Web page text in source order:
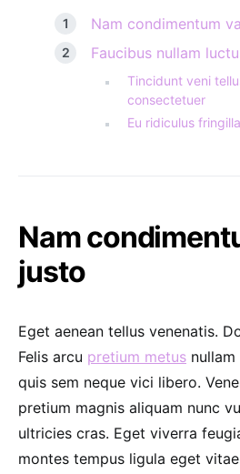
Nam condimentum
Faucibus nullam
Tincidunt veni
consectetuer
Eu ridiculus fringilla
Nam
justo
Eget aenean tellus venenatis.
Felis arcu pretium metus
quis sem neque vici libero.
pretium magnis aliquam nunc
ultricies cras. Eget viverra
montes tempus ligula eget